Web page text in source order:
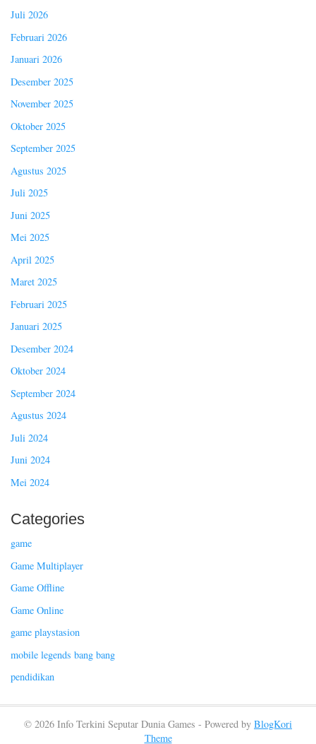
Juli 2026
Februari 2026
Januari 2026
Desember 2025
November 2025
Oktober 2025
September 2025
Agustus 2025
Juli 2025
Juni 2025
Mei 2025
April 2025
Maret 2025
Februari 2025
Januari 2025
Desember 2024
Oktober 2024
September 2024
Agustus 2024
Juli 2024
Juni 2024
Mei 2024
Categories
game
Game Multiplayer
Game Offline
Game Online
game playstasion
mobile legends bang bang
pendidikan
© 2026 Info Terkini Seputar Dunia Games - Powered by BlogKori
Theme